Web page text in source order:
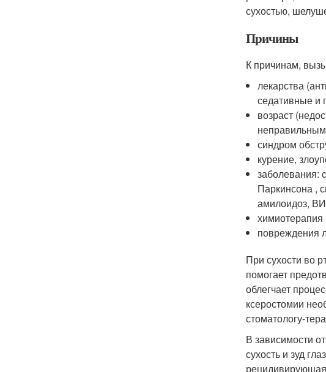
сухостью,
Причины
К причинам,
лекарства
седативные и
возраст
синдром
курение,
заболевания:
Паркинсона ,
амилоидоз,
химиотерапия
повреждения
При сухости во
помогает
облегчает
ксеростомии
стоматологу-
В зависимости
сухость и зуд